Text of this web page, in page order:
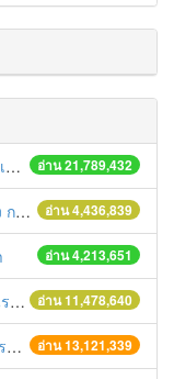
อ่าน 21,789,432
อ่าน 4,436,839
กร
อ่าน 4,213,651
อ่าน 11,478,640
อ่าน 13,121,339